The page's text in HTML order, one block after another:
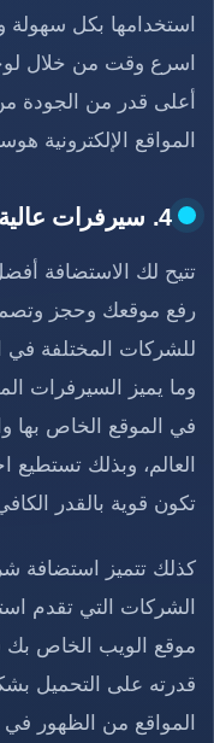
استخدامها بكل سهولة
اسرع وقت من خلال
أعلى قدر من الجودة
المواقع الإلكترونية
4. سيرفرات عالية الجودة
تتيح لك الاستضافة
رفع موقعك وحجز
للشركات المختلفة في
وما يميز السيرفرات
في الموقع الخاص بها
العالم، وبذلك تستطيع
تكون قوية بالقدر
كذلك تتميز استضافة
الشركات التي تقدم
موقع الويب الخاص بك
قدرته على التحميل
المواقع من الظهور